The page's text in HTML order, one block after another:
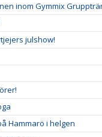
inom Gymmix
julshow!
Hammarö i helgen